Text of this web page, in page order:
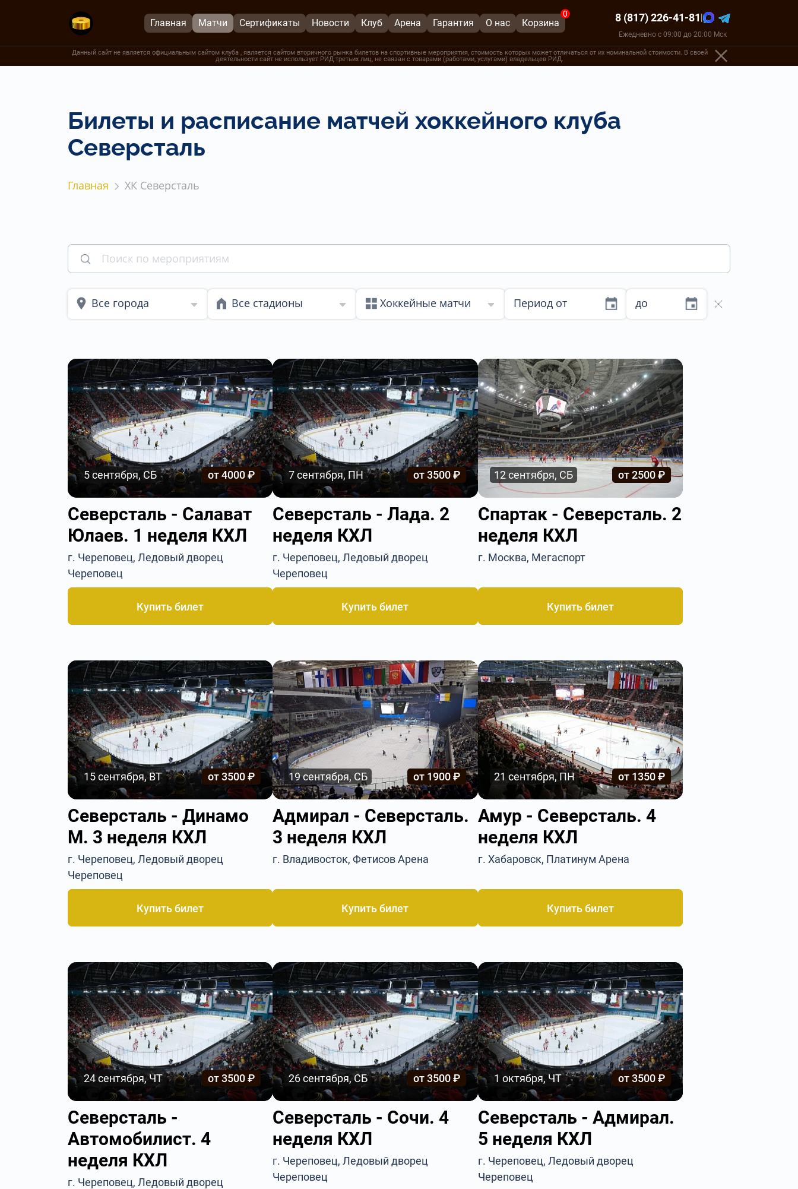
Главная Матчи Сертификаты Новости Клуб Арена Гарантия О нас Корзина
0 8 (817) 226-41-81 |
Ежедневно с 09:00 до 20:00 Мск
Данный сайт не является официальным сайтом клуба , является сайтом вторичного рынка билетов на спортивные мероприятия, стоимость которых может отличаться от их номинальной стоимости. В своей
деятельности сайт не использует РИД третьих лиц, не связан с товарами (работами, услугами) владельцев РИД.
Билеты и расписание матчей хоккейного клуба
Северсталь
Главная ХК Северсталь
Все города Все стадионы Хоккейные матчи Период от до
5 сентября, СБ от 4000 ₽
Северсталь - Салават
Юлаев. 1 неделя КХЛ
г. Череповец, Ледовый дворец
Череповец
Купить билет
7 сентября, ПН от 3500 ₽
Северсталь - Лада. 2
неделя КХЛ
г. Череповец, Ледовый дворец
Череповец
Купить билет
12 сентября, СБ от 2500 ₽
Спартак - Северсталь. 2
неделя КХЛ
г. Москва, Мегаспорт
Купить билет
15 сентября, ВТ от 3500 ₽
Северсталь - Динамо
М. 3 неделя КХЛ
г. Череповец, Ледовый дворец
Череповец
Купить билет
19 сентября, СБ от 1900 ₽
Адмирал - Северсталь.
3 неделя КХЛ
г. Владивосток, Фетисов Арена
Купить билет
21 сентября, ПН от 1350 ₽
Амур - Северсталь. 4
неделя КХЛ
г. Хабаровск, Платинум Арена
Купить билет
24 сентября, ЧТ от 3500 ₽
Северсталь -
Автомобилист. 4
неделя КХЛ
г. Череповец, Ледовый дворец
26 сентября, СБ от 3500 ₽
Северсталь - Сочи. 4
неделя КХЛ
г. Череповец, Ледовый дворец
Череповец
1 октября, ЧТ от 3500 ₽
Северсталь - Адмирал.
5 неделя КХЛ
г. Череповец, Ледовый дворец
Череповец